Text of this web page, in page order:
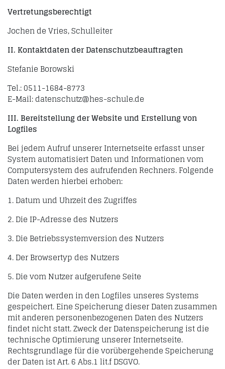
Vertretungsberechtigt
Jochen de Vries, Schulleiter
II. Kontaktdaten der Datenschutzbeauftragten
Stefanie Borowski
Tel.: 0511-1684-8773
E-Mail: datenschutz@hes-schule.de
III. Bereitstellung der Website und Erstellung von
Logfiles
Bei jedem Aufruf unserer Internetseite erfasst unser
System automatisiert Daten und Informationen vom
Computersystem des aufrufenden Rechners. Folgende
Daten werden hierbei erhoben:
1. Datum und Uhrzeit des Zugriffes
2. Die IP-Adresse des Nutzers
3. Die Betriebssystemversion des Nutzers
4. Der Browsertyp des Nutzers
5. Die vom Nutzer aufgerufene Seite
Die Daten werden in den Logfiles unseres Systems
gespeichert. Eine Speicherung dieser Daten zusammen
mit anderen personenbezogenen Daten des Nutzers
findet nicht statt. Zweck der Datenspeicherung ist die
technische Optimierung unserer Internetseite.
Rechtsgrundlage für die vorübergehende Speicherung
der Daten ist Art. 6 Abs.1 lit.f DSGVO.